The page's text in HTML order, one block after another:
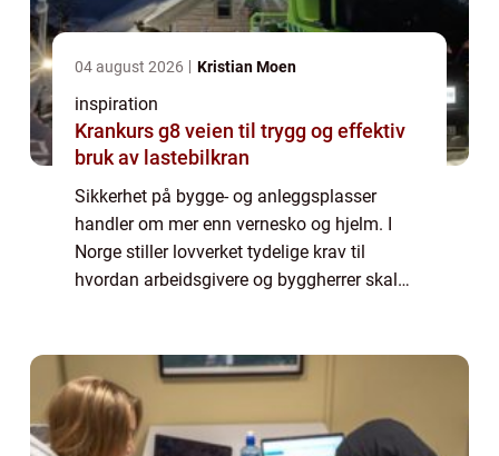
04 august 2026 Kristian Moen
inspiration
Krankurs g8 veien til trygg og effektiv
bruk av lastebilkran
Sikkerhet på bygge- og anleggsplasser
handler om mer enn vernesko og hjelm. I
Norge stiller lovverket tydelige krav til
hvordan arbeidsgivere og byggherrer skal